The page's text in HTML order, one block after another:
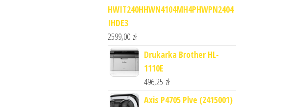
HWIT240HHWN4104MH4PHWPN2404
IHDE3
2599,00 zł
Drukarka Brother HL-
1110E
496,25 zł
Axis P4705 Plve (2415001)